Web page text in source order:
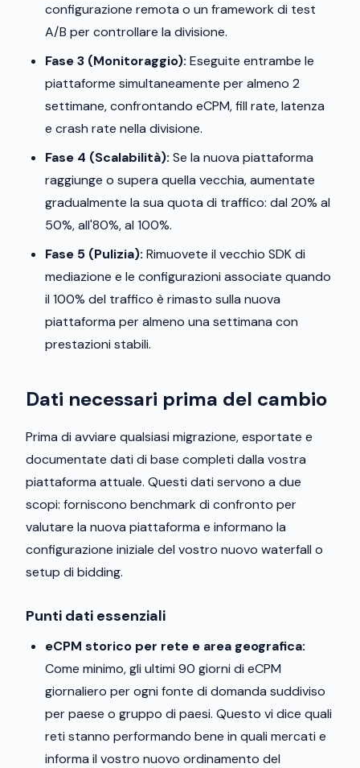
configurazione remota o un framework di test
A/B per controllare la divisione.
Fase 3 (Monitoraggio): Eseguite entrambe le
piattaforme simultaneamente per almeno 2
settimane, confrontando eCPM, fill rate, latenza
e crash rate nella divisione.
Fase 4 (Scalabilità): Se la nuova piattaforma
raggiunge o supera quella vecchia, aumentate
gradualmente la sua quota di traffico: dal 20% al
50%, all'80%, al 100%.
Fase 5 (Pulizia): Rimuovete il vecchio SDK di
mediazione e le configurazioni associate quando
il 100% del traffico è rimasto sulla nuova
piattaforma per almeno una settimana con
prestazioni stabili.
Dati necessari prima del cambio
Prima di avviare qualsiasi migrazione, esportate e
documentate dati di base completi dalla vostra
piattaforma attuale. Questi dati servono a due
scopi: forniscono benchmark di confronto per
valutare la nuova piattaforma e informano la
configurazione iniziale del vostro nuovo waterfall o
setup di bidding.
Punti dati essenziali
eCPM storico per rete e area geografica:
Come minimo, gli ultimi 90 giorni di eCPM
giornaliero per ogni fonte di domanda suddiviso
per paese o gruppo di paesi. Questo vi dice quali
reti stanno performando bene in quali mercati e
informa il vostro nuovo ordinamento del